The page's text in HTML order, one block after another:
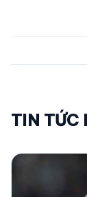
TIN TỨC